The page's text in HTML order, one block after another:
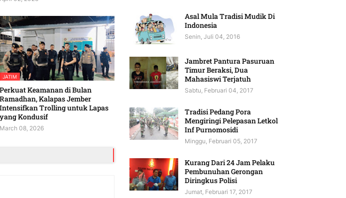
JATIM
Perkuat Keamanan di Bulan
Ramadhan, Kalapas Jember
Intensifkan Trolling untuk Lapas
yang Kondusif
March 08, 2026
Asal Mula Tradisi Mudik Di
Indonesia
Senin, Juli 04, 2016
Jambret Pantura Pasuruan
Timur Beraksi, Dua
Mahasiswi Terjatuh
Sabtu, Februari 04, 2017
Tradisi Pedang Pora
Mengiringi Pelepasan Letkol
Inf Purnomosidi
Minggu, Februari 05, 2017
Kurang Dari 24 Jam Pelaku
Pembunuhan Gerongan
Diringkus Polisi
Jumat, Februari 17, 2017